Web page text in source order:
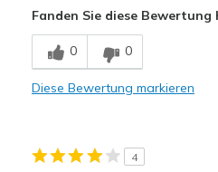
Durable
Poor Cushioning
Fanden Sie diese Bewertung
0 0
Diese Bewertung markieren
4